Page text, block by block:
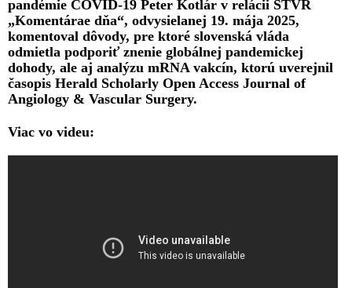
pandémie COVID-19 Peter Kotlár v relácii STVR
„Komentárae dňa“, odvysielanej 19. mája 2025,
komentoval dôvody, pre ktoré slovenská vláda
odmietla podporiť znenie globálnej pandemickej
dohody, ale aj analýzu mRNA vakcín, ktorú uverejnil
časopis Herald Scholarly Open Access Journal of
Angiology & Vascular Surgery.
Viac vo videu: